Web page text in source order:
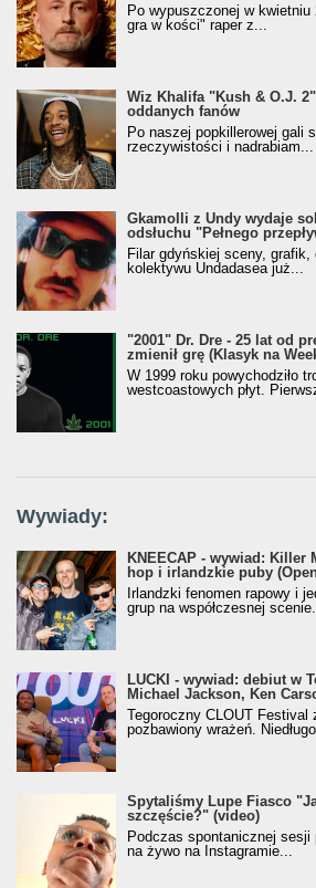
Po wypuszczonej w kwietniu
gra w kości" raper z...
Wiz Khalifa "Kush & O.J.
oddanych fanów
Po naszej popkillerowej gali
rzeczywistości i nadrabiam...
Gkamolli z Undy wydaje
odsłuchu "Pełnego
Filar gdyńskiej sceny, grafik,
kolektywu Undadasea już...
"2001" Dr. Dre - 25 lat od
zmienił grę (Klasyk na
W 1999 roku powychodziło
westcoastowych płyt.
Wywiady:
KNEECAP - wywiad: Killer
hop i irlandzkie puby
Irlandzki fenomen rapowy i
grup na współczesnej
LUCKI - wywiad: debiut w
Michael Jackson, Ken
Tegoroczny CLOUT Festival
pozbawiony wrażeń.
Spytaliśmy Lupe Fiasco
szczęście?" (video)
Podczas spontanicznej
na żywo na Instagramie...